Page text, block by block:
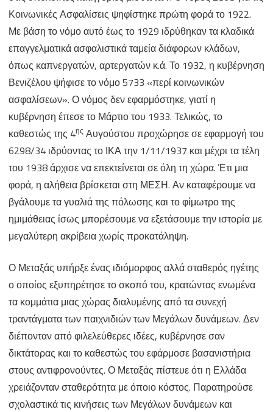
Κοινωνικές Ασφαλίσεις ψηφίστηκε πρώτη φορά το 1922.
Με βάση το νόμο αυτό έως το 1929 ιδρύθηκαν τα κλαδικά
επαγγελματικά ασφαλιστικά ταμεία διάφορων κλάδων,
όπως καπνεργατών, αρτεργατών κ.ά. Το 1932, η κυβέρνηση
Βενιζέλου ψήφισε το νόμο 5733 «περί κοινωνικών
ασφαλίσεων». Ο νόμος δεν εφαρμόστηκε, γιατί η
κυβέρνηση έπεσε το Μάρτιο του 1933. Τελικώς, το
καθεστώς της 4ης Αυγούστου προχώρησε σε εφαρμογή του
6298/34 ιδρύοντας το ΙΚΑ την 1/11/1937 και μέχρι τα τέλη
του 1938 άρχισε να επεκτείνεται σε όλη τη χώρα. Έτι μια
φορά, η αλήθεια βρίσκεται στη ΜΕΣΗ. Αν καταφέρουμε να
βγάλουμε τα γυαλιά της πόλωσης και το φίμωτρο της
ημιμάθειας ίσως μπορέσουμε να εξετάσουμε την ιστορία με
μεγαλύτερη ακρίβεια χωρίς προκατάληψη.
Ο Μεταξάς υπήρξε ένας ιδιόμορφος αλλά σταθερός ηγέτης
ο οποίος εξυπηρέτησε το σκοπό του, κρατώντας ενωμένα
τα κομμάτια μιας χώρας διαλυμένης από τα συνεχή
τραντάγματα των παιχνιδιών των Μεγάλων δυνάμεων. Δεν
διέπονταν από φιλελεύθερες ιδέες, κυβέρνησε σαν
δικτάτορας και το καθεστώς του εφάρμοσε βασανιστήρια
στους αντιφρονούντες. Ο Μεταξάς πίστευε ότι η Ελλάδα
χρειάζονταν σταθερότητα με όποιο κόστος. Παρατηρούσε
σχολαστικά τις κινήσεις των Μεγάλων δυνάμεων και